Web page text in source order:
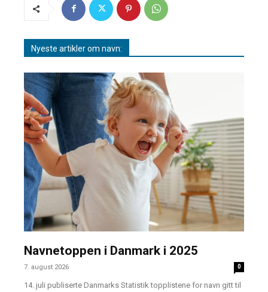
Nyeste artikler om navn:
Navnetoppen i Danmark i 2025
7. august 2026 0
14. juli publiserte Danmarks Statistik topplistene for navn gitt til